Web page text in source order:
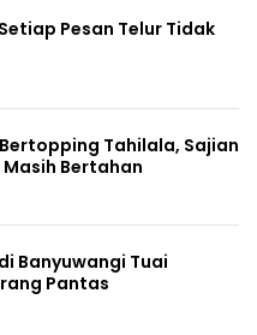
Pesan Telur Tidak
Tahilala, Sajian
Bertahan
Banyuwangi Tuai
Pantas